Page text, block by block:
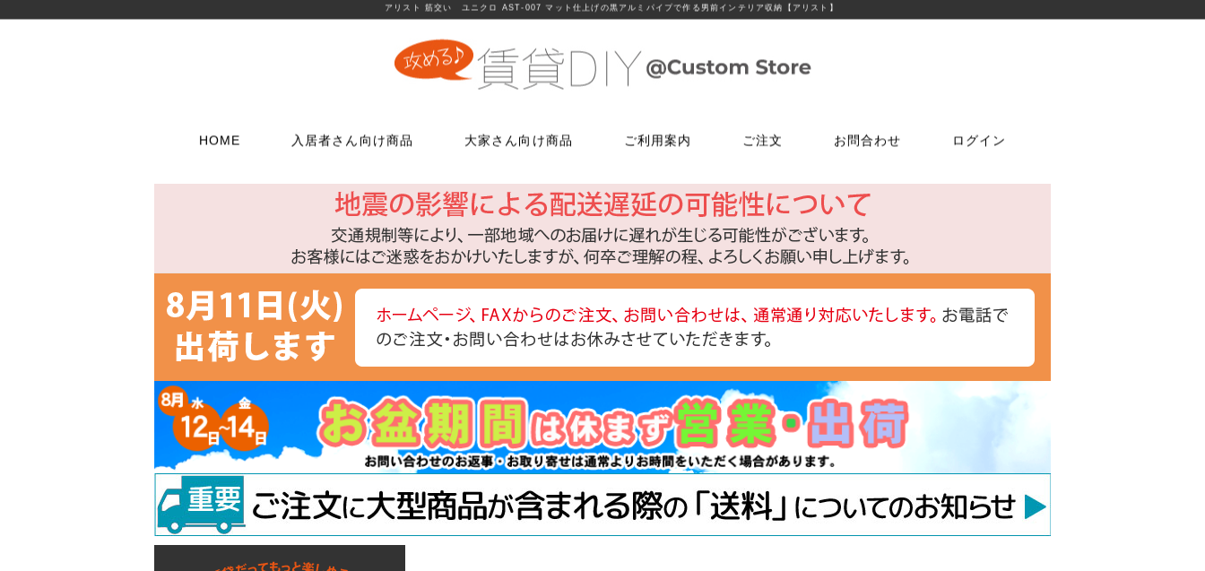
アリスト 筋交い ユニクロ AST-007 マット仕上げの黒アルミパイプで作る男前インテリア収納【アリスト】
HOME 入居者さん向け商品
ウォールステッカー
ラスティシリーズ
掃除・汚れ・サビ落し
扉・窓・家具に使う
つまみ
丁番
スイッチプレート
コンセントプレート
ダボ
あおり止め
吊り金具
固定金具
掛金
隅金
建築金物
床に使う
貼ってはがせるクッションフロア
フローリング補修グッズ
貼って剥がせるカーペットシート
ジョイントロック
水回りに使う
FiberFix(ファイバーフックス)
木材・材料
塗装済み木材UROCO
工具・道具
ローラー・ハケ
マスカー
その他道具類
反射・蓄光・フェルトテープ
接着剤
ゴムロープ・ゴムバンド
ビス・サブパーツ
ソーホースブラケット
テーブル脚
石膏ボード用アンカー
棚柱
コンクリート等用アンカー
1×4、2×4の木材専用連結金具
「ジョイントプレート」
かんたんあんしん珪藻土
大家さん向け商品
トイレ用品
浴室用品
流し台所用品
洗面用品
配管部品
水廻りアクセサリー
鍵・ドアノブ交換パーツ
玄関扉の錠・ドアノブ
浴室用ドアノブ
室内用ドアノブ
トイレ用ドアノブ
室内用鍵付きドアノブ
ウィルス・菌除去シート
床に使う
貼ってはがせるクッションフロア
フローリング補修グッズ
貼って剥がせるカーペットシート
ジョイントロック
水回りに使う
特選商品
アルコールチェッカー
特注アミド
ご利用案内 ご注文
お電話でのご注文
06-6723-5060
カスタマーセンター
平日9：30～17：00
FAXでのご注文
06-7635-5174
FAX注文用紙はこちら
メールでのご注文はこちら
お問合わせ
問合わせフォーム
こちらから
お電話でのご注文
06-6723-5060
カスタマーセンター
平日9：30～17：00
LINEでお問合せは
こちらから友達追加
ログイン